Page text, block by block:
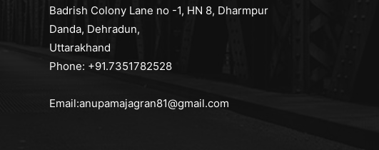
Badrish Colony Lane no -1, HN 8, Dharmpur
Danda, Dehradun,
Uttarakhand
Phone: +91.7351782528
Email:anupamajagran81@gmail.com